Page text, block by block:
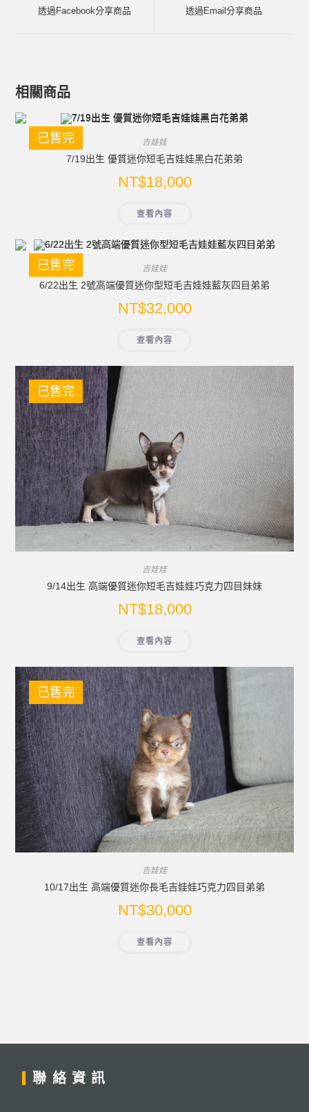
透過Facebook分享商品 透過Email分享商品
相關商品
已售完 吉娃娃
7/19出生 優質迷你短毛吉娃娃黑白花弟弟
NT$18,000
查看內容
已售完 吉娃娃
6/22出生 2號高端優質迷你型短毛吉娃娃藍灰四目弟弟
NT$32,000
查看內容
已售完
吉娃娃
9/14出生 高端優質迷你短毛吉娃娃巧克力四目妹妹
NT$18,000
查看內容
已售完
吉娃娃
10/17出生 高端優質迷你長毛吉娃娃巧克力四目弟弟
NT$30,000
查看內容
聯絡資訊